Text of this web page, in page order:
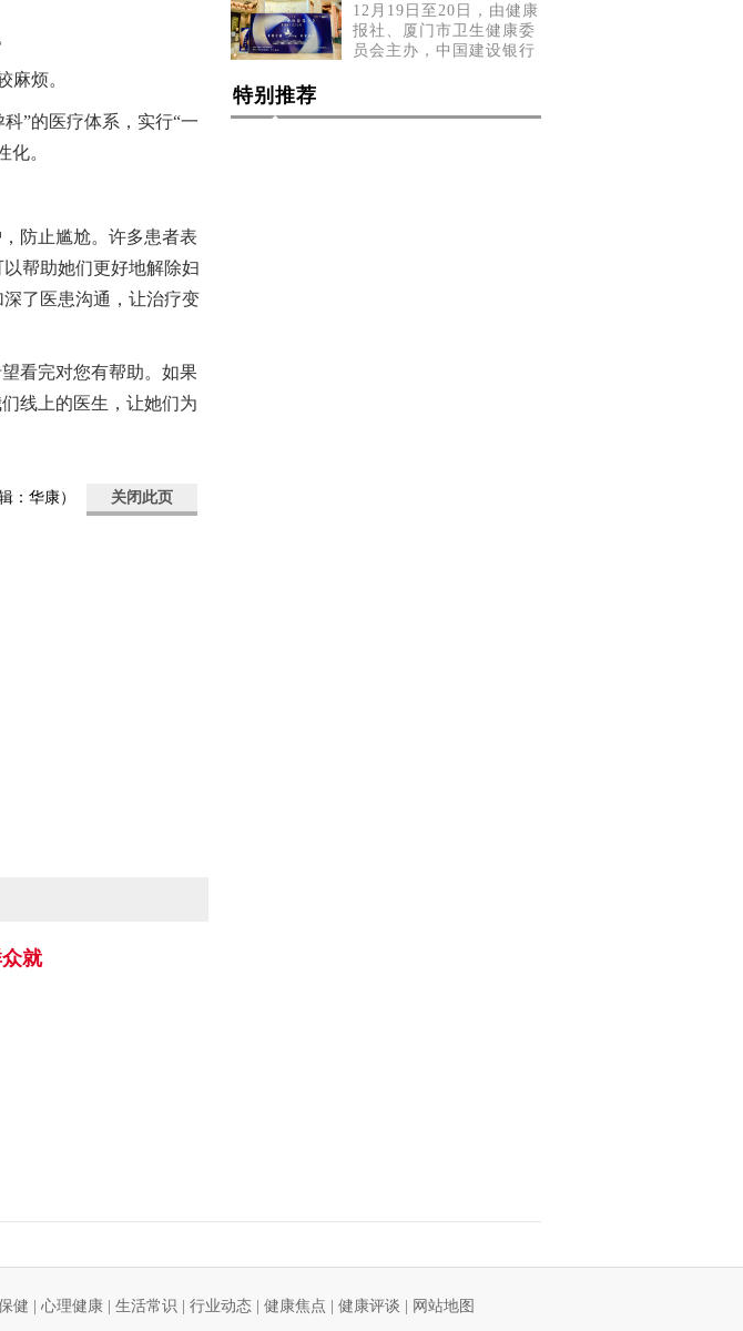
麻烦。
”的医疗体系，实行“一
化。
防止尴尬。许多患者表
帮助她们更好地解除妇
了医患沟通，让治疗变
看完对您有帮助。如果
线上的医生，让她们为
关闭此页
：华康）
就
12月19日至20日，由健康
报社、厦门市卫生健康委
员会主办，中国建设银行
特别推荐
健 心理健康 生活常识 行业动态 健康焦点 健康评谈 网站地图